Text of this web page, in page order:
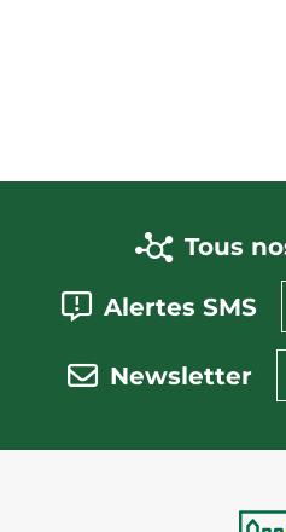
Tous
Alertes SMS
Newsletter